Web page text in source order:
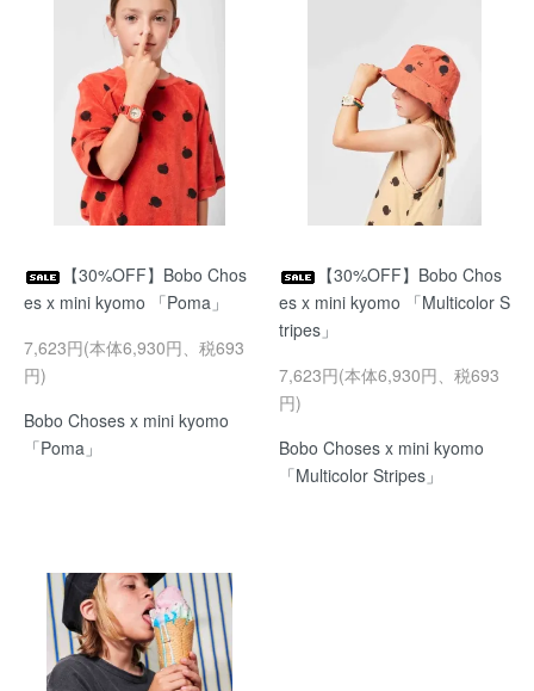
【30%OFF】Bobo Chos
es x mini kyomo 「Poma」
7,623円(本体6,930円、税693
円)
Bobo Choses x mini kyomo
「Poma」
【30%OFF】Bobo Chos
es x mini kyomo 「Multicolor S
tripes」
7,623円(本体6,930円、税693
円)
Bobo Choses x mini kyomo
「Multicolor Stripes」